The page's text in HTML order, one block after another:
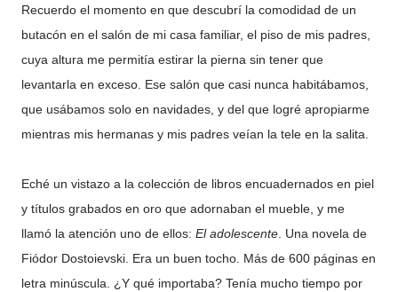
Recuerdo el momento en que descubrí la comodidad de un
butacón en el salón de mi casa familiar, el piso de mis padres,
cuya altura me permitía estirar la pierna sin tener que
levantarla en exceso. Ese salón que casi nunca habitábamos,
que usábamos solo en navidades, y del que logré apropiarme
mientras mis hermanas y mis padres veían la tele en la salita.
Eché un vistazo a la colección de libros encuadernados en piel
y títulos grabados en oro que adornaban el mueble, y me
llamó la atención uno de ellos: El adolescente . Una novela de
Fiódor Dostoievski. Era un buen tocho. Más de 600 páginas en
letra minúscula. ¿Y qué importaba? Tenía mucho tiempo por